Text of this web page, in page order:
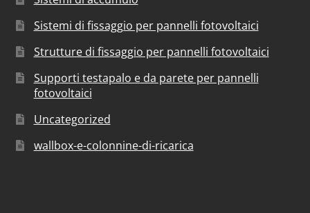
Sistemi di fissaggio per pannelli fotovoltaici
Strutture di fissaggio per pannelli fotovoltaici
Supporti testapalo e da parete per pannelli
fotovoltaici
Uncategorized
wallbox-e-colonnine-di-ricarica